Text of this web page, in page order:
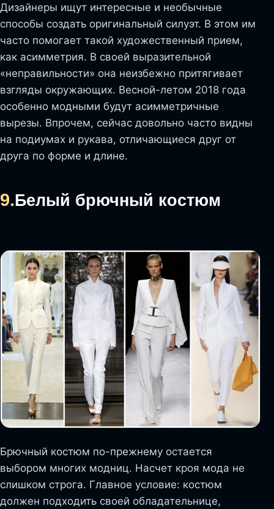
Дизайнеры ищут интересные и необычные
способы создать оригинальный силуэт. В этом им
часто помогает такой художественный прием,
как асимметрия. В своей выразительной
«неправильности» она неизбежно притягивает
взгляды окружающих. Весной-летом 2018 года
особенно модными будут асимметричные
вырезы. Впрочем, сейчас довольно часто видны
на подиумах и рукава, отличающиеся друг от
друга по форме и длине.
9.Белый брючный костюм
Брючный костюм по-прежнему остается
выбором многих модниц. Насчет кроя мода не
слишком строга. Главное условие: костюм
должен подходить своей обладательнице,